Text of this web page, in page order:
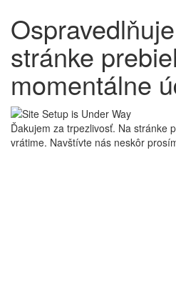
stránke
momentálne
Ďakujem za trpezlivosť. Na stránke
vrátime. Navštívte nás neskôr